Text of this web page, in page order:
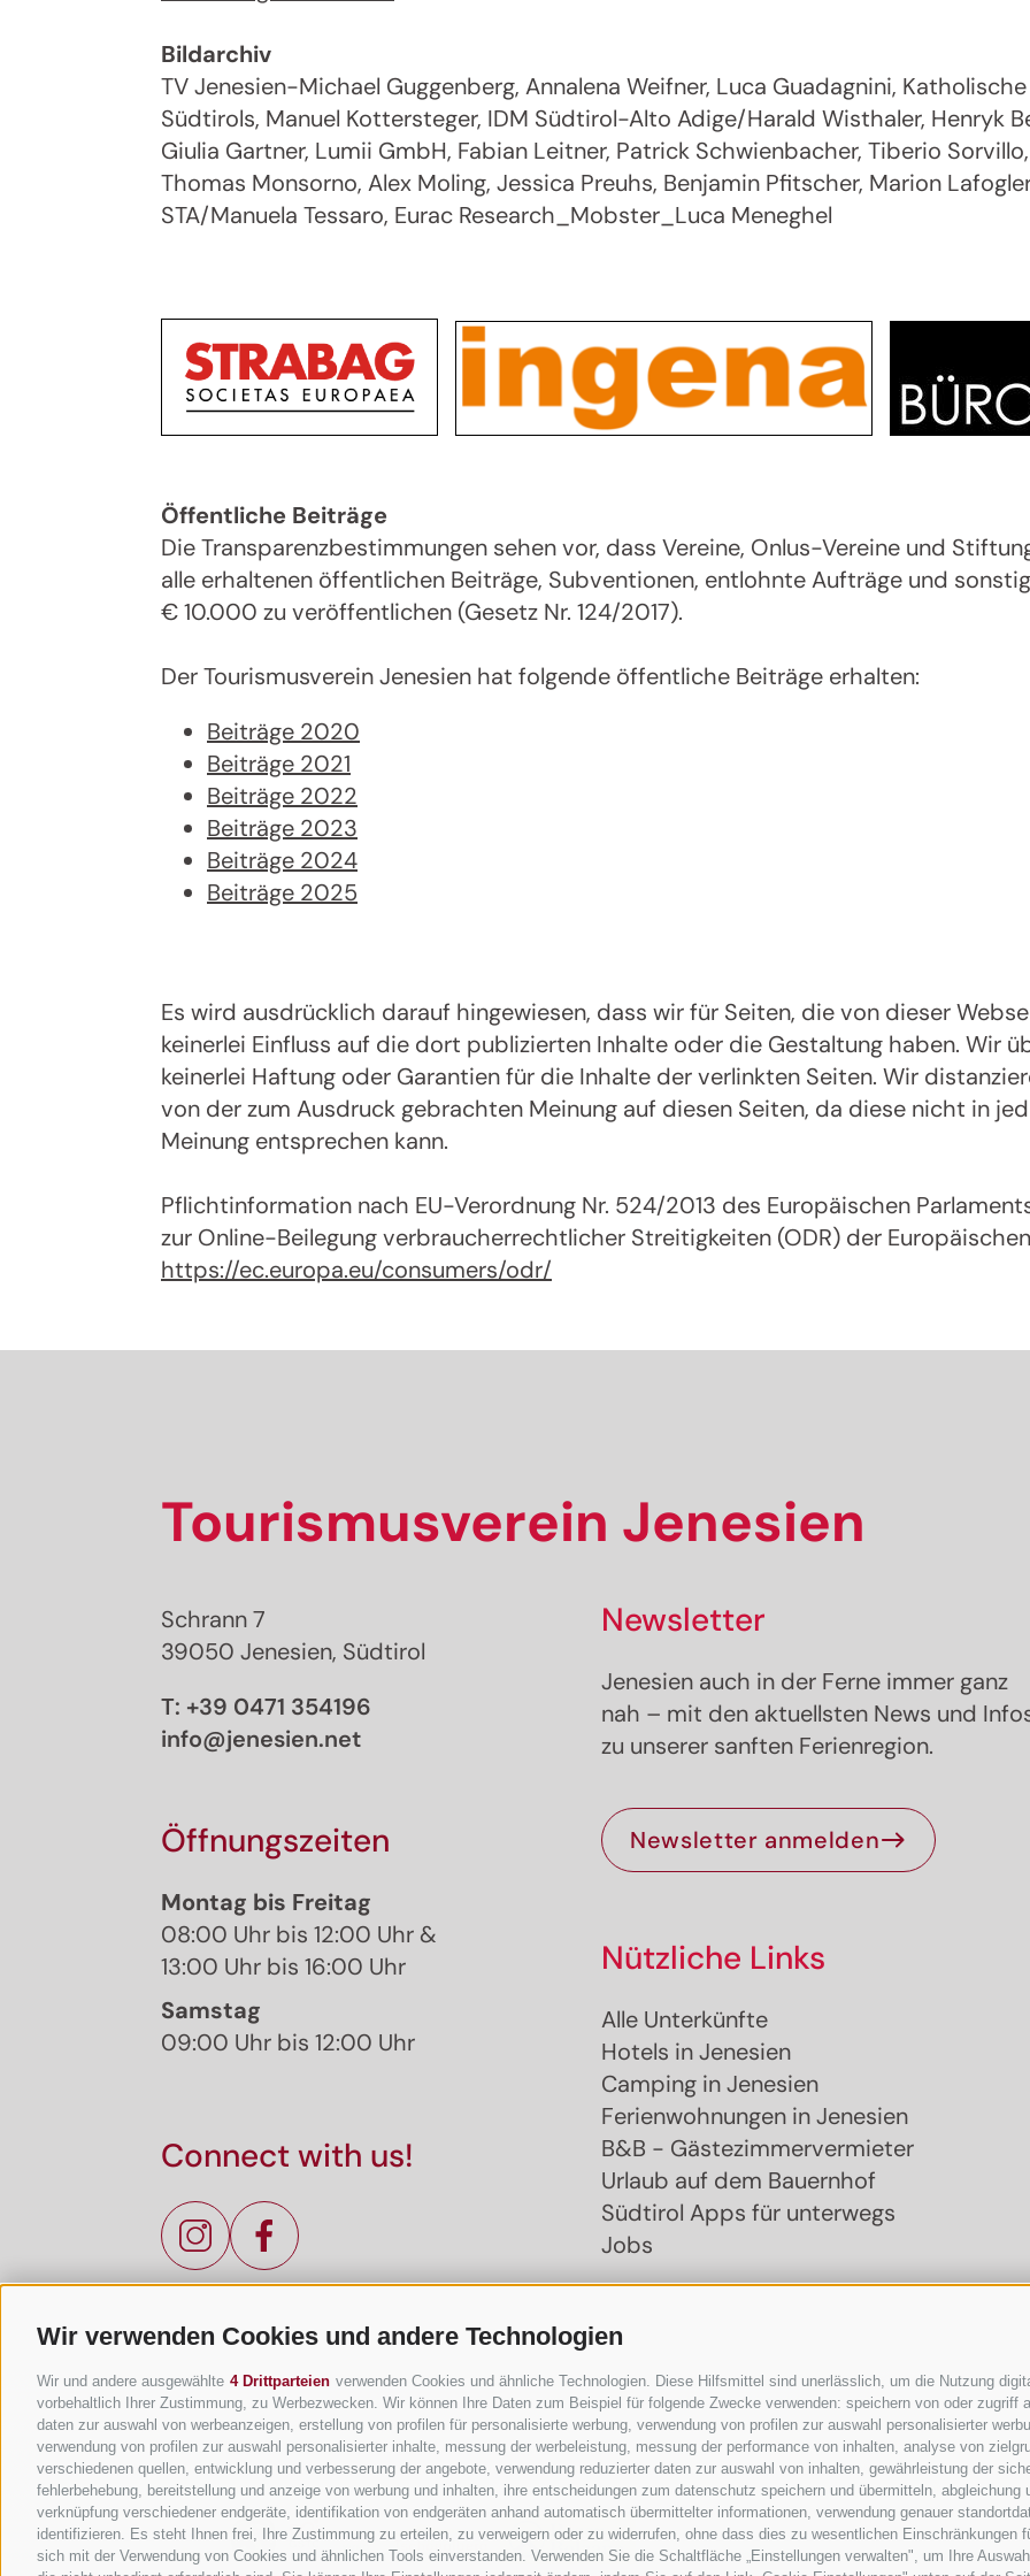
Wir verwenden Cookies und andere Technologien
Wir und andere ausgewählte 4 Drittparteien verwenden Cookies und ähnliche Technologien. Diese Hilfsmittel sind unerlässlich, um die Nutzung
vorbehaltlich Ihrer Zustimmung, zu Werbezwecken. Wir können Ihre Daten zum Beispiel für folgende Zwecke verwenden: speichern von oder zugriff
daten zur auswahl von werbeanzeigen, erstellung von profilen für personalisierte werbung, verwendung von profilen zur auswahl personalisierter
verwendung von profilen zur auswahl personalisierter inhalte, messung der werbeleistung, messung der performance von inhalten, analyse von
verschiedenen quellen, entwicklung und verbesserung der angebote, verwendung reduzierter daten zur auswahl von inhalten, gewährleistung der
fehlerbehebung, bereitstellung und anzeige von werbung und inhalten, ihre entscheidungen zum datenschutz speichern und übermitteln,
verknüpfung verschiedener endgeräte, identifikation von endgeräten anhand automatisch übermittelter informationen, verwendung genauer
identifizieren. Es steht Ihnen frei, Ihre Zustimmung zu erteilen, zu verweigern oder zu widerrufen, ohne dass dies zu wesentlichen Einschränkungen
sich mit der Verwendung von Cookies und ähnlichen Tools einverstanden. Verwenden Sie die Schaltfläche „Einstellungen verwalten", um Ihre
Bildarchiv
TV Jenesien-Michael Guggenberg, Annalena Weifner, Luca Guadagnini,
Südtirols, Manuel Kottersteger, IDM Südtirol-Alto Adige/Harald Wisthaler, Henryk
Giulia Gartner, Lumii GmbH, Fabian Leitner, Patrick Schwienbacher, Tiberio
Thomas Monsorno, Alex Moling, Jessica Preuhs, Benjamin Pfitscher, Marion
STA/Manuela Tessaro, Eurac Research_Mobster_Luca Meneghel
Öffentliche Beiträge
Die Transparenzbestimmungen sehen vor, dass Vereine, Onlus-Vereine und
alle erhaltenen öffentlichen Beiträge, Subventionen, entlohnte Aufträge und
€ 10.000 zu veröffentlichen (Gesetz Nr. 124/2017).
Der Tourismusverein Jenesien hat folgende öffentliche Beiträge erhalten:
Beiträge 2020
Beiträge 2021
Beiträge 2022
Beiträge 2023
Beiträge 2024
Beiträge 2025
Es wird ausdrücklich darauf hingewiesen, dass wir für Seiten, die von dieser
keinerlei Einfluss auf die dort publizierten Inhalte oder die Gestaltung haben. Wir
keinerlei Haftung oder Garantien für die Inhalte der verlinkten Seiten. Wir
von der zum Ausdruck gebrachten Meinung auf diesen Seiten, da diese nicht in
Meinung entsprechen kann.
Pflichtinformation nach EU-Verordnung Nr. 524/2013 des Europäischen
zur Online-Beilegung verbraucherrechtlicher Streitigkeiten (ODR) der
https://ec.europa.eu/consumers/odr/
Tourismusverein Jenesien
Schrann 7
39050 Jenesien, Südtirol
T: +39 0471 354196
info@jenesien.net
Öffnungszeiten
Montag bis Freitag
08:00 Uhr bis 12:00 Uhr &
13:00 Uhr bis 16:00 Uhr
Samstag
09:00 Uhr bis 12:00 Uhr
Connect with us!
Newsletter
Jenesien auch in der Ferne immer ganz
nah – mit den aktuellsten News und
zu unserer sanften Ferienregion.
Newsletter anmelden
Nützliche Links
Alle Unterkünfte
Hotels in Jenesien
Camping in Jenesien
Ferienwohnungen in Jenesien
B&B - Gästezimmervermieter
Urlaub auf dem Bauernhof
Südtirol Apps für unterwegs
Jobs
Newsletter!
Melde dich jetzt an und hol dir die neuesten Infos zu
sanften Ferienregion direkt nach Hause.
Wir freuen uns auf dich!
Jetzt anmelden!